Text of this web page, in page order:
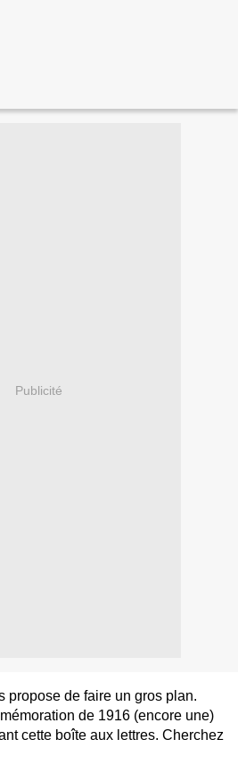
Publicité
propose de faire un gros plan.
de 1916 (encore une)
cette boîte aux lettres. Cherchez